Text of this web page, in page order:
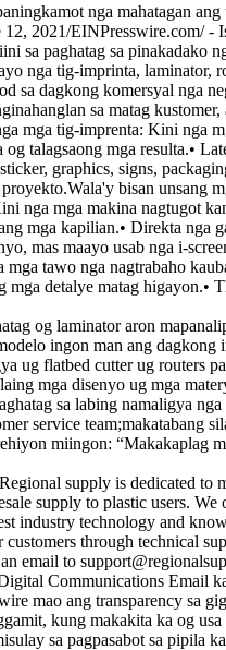
nga mahatagan
2021/EINPresswire.com/ -
sa paghatag sa pinakadako
nga tig-imprinta, laminator,
sa dagkong komersyal nga
sa matag
tig-imprenta: Kini nga
talagsaong mga resulta.•
graphics, signs,
bisan unsang
nga mga makina nagtugot
mga kapilian.• Direkta nga
mas maayo usab nga i-
tawo nga nagtrabaho
detalye matag higayon.•
laminator aron
ingon man ang
flatbed cutter ug routers
mga disenyo ug mga
sa labing namaligya nga
service team;makatabang
miingon: “Makakaplag
supply is dedicated to
supply to plastic users.
industry technology and
through technical
email to
Communications Email
mao ang transparency sa
kung makakita ka og
sa pagpasabot sa pipila